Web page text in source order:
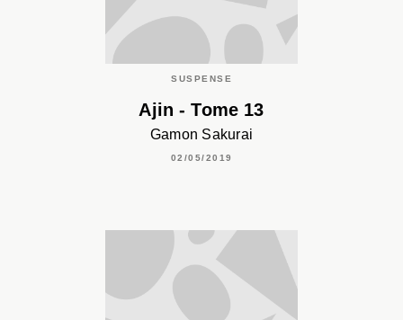
SUSPENSE
Ajin - Tome 13
Gamon Sakurai
02/05/2019